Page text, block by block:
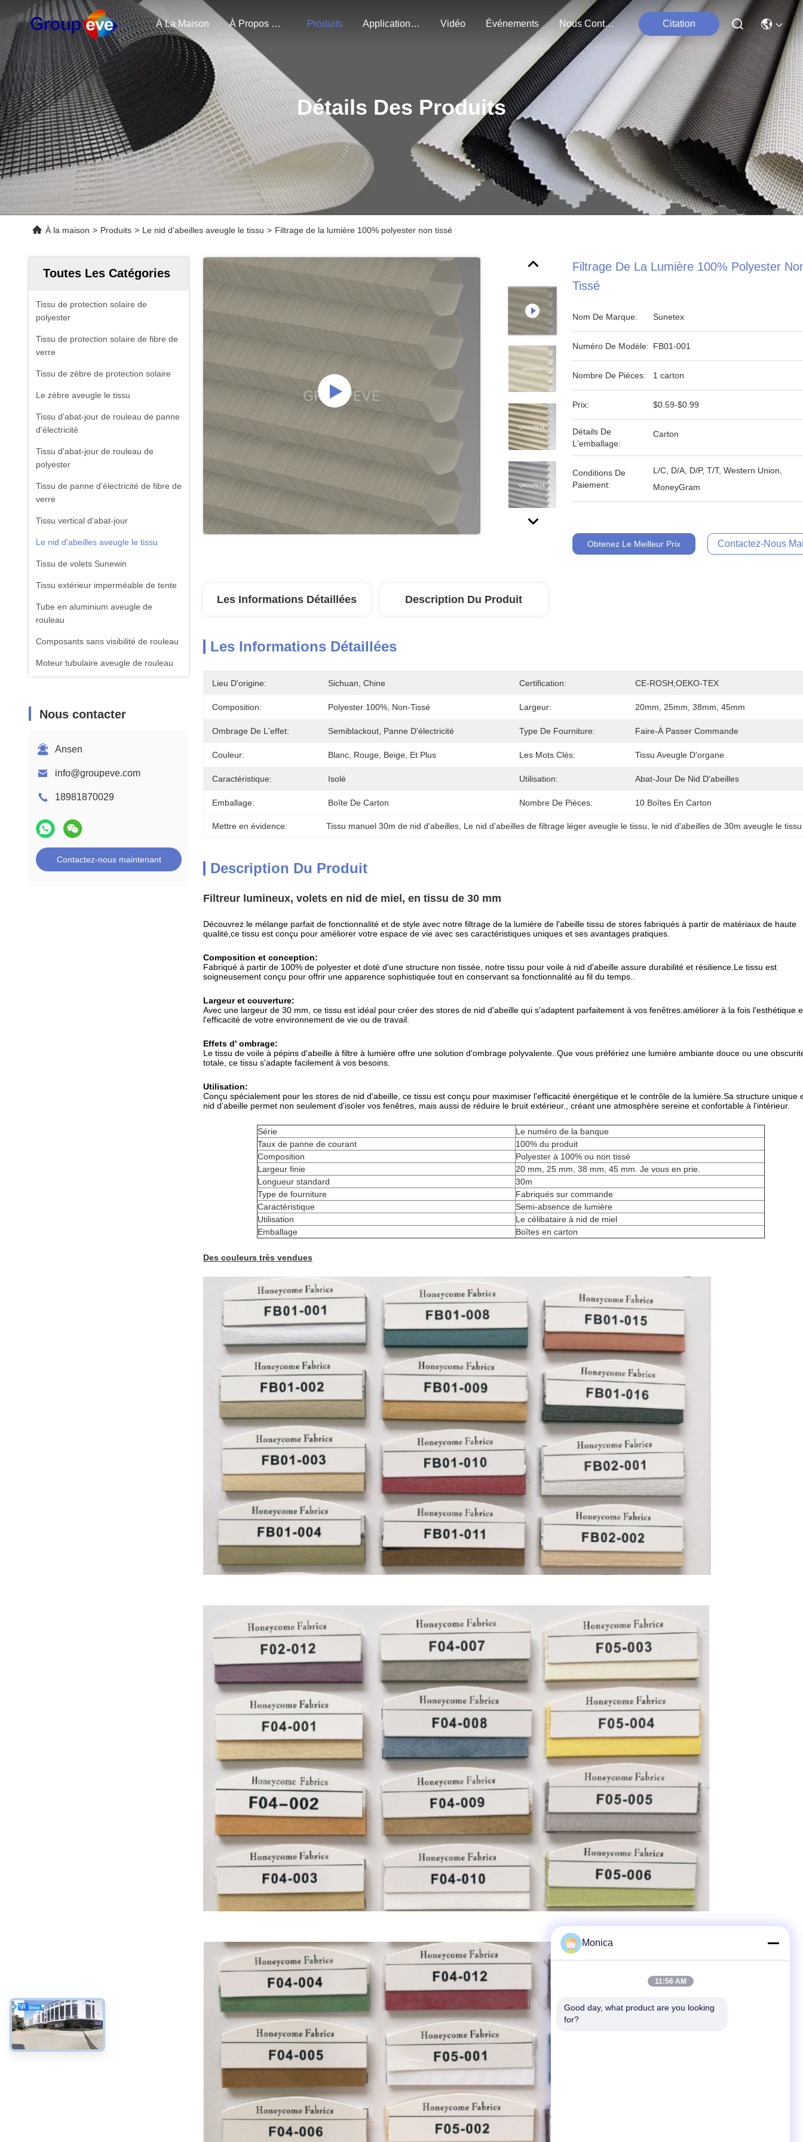
À La Maison À Propos De Nous Produits Application Du Projet Vidéo Événements Nous Contacter Citation
Détails Des Produits
À la maison > Produits > Le nid d'abeilles aveugle le tissu > Filtrage de la lumière 100% polyester non tissé
Toutes Les Catégories
Tissu de protection solaire de
polyester
Tissu de protection solaire de fibre de
verre
Tissu de zèbre de protection solaire
Le zèbre aveugle le tissu
Tissu d'abat-jour de rouleau de panne
d'électricité
Tissu d'abat-jour de rouleau de
polyester
Tissu de panne d'électricité de fibre de
verre
Tissu vertical d'abat-jour
Le nid d'abeilles aveugle le tissu
Tissu de volets Sunewin
Tissu extérieur imperméable de tente
Tube en aluminium aveugle de
rouleau
Composants sans visibilité de rouleau
Moteur tubulaire aveugle de rouleau
Nous contacter
Ansen
info@groupeve.com
18981870029
Contactez-nous maintenant
Filtrage De La Lumière 100% Polyester
Tissé
Nom De Marque: Sunetex
Numéro De Modèle: FB01-001
Nombre De Pièces: 1 carton
Prix: $0.59-$0.99
Détails De
L'emballage:
Carton
Conditions De
Paiement:
L/C, D/A, D/P, T/T, Western Union,
MoneyGram
Obtenez Le Meilleur Prix Contactez-Nous
Les Informations Détaillées Description Du Produit
Les Informations Détaillées
Lieu D'origine: Sichuan, Chine Certification: CE-ROSH;OEKO-TEX
Composition: Polyester 100%, Non-Tissé Largeur: 20mm, 25mm, 38mm, 45mm
Ombrage De L'effet: Semiblackout, Panne D'électricité Type De Fourniture: Faire-À Passer Commande
Couleur: Blanc, Rouge, Beige, Et Plus Les Mots Clés: Tissu Aveugle D'organe
Caractéristique: Isolé Utilisation: Abat-Jour De Nid D'abeilles
Emballage: Boîte De Carton Nombre De Pièces: 10 Boîtes En Carton
Mettre en évidence: Tissu manuel 30m de nid d'abeilles Le nid d'abeilles de filtrage léger aveugle le tissu le nid d'abeilles de 30m aveugle le tissu
Description Du Produit
Filtreur lumineux, volets en nid de miel, en tissu de 30 mm
Découvrez le mélange parfait de fonctionnalité et de style avec notre filtrage de la lumière de l'abeille tissu de stores fabriqués à partir de matériaux de haute
qualité,ce tissu est conçu pour améliorer votre espace de vie avec ses caractéristiques uniques et ses avantages pratiques.
Composition et conception:
Fabriqué à partir de 100% de polyester et doté d'une structure non tissée, notre tissu pour voile à nid d'abeille assure durabilité et résilience.Le tissu est
soigneusement conçu pour offrir une apparence sophistiquée tout en conservant sa fonctionnalité au fil du temps..
Largeur et couverture:
Avec une largeur de 30 mm, ce tissu est idéal pour créer des stores de nid d'abeille qui s'adaptent parfaitement à vos fenêtres.améliorer à la fois l'esthétique
l'efficacité de votre environnement de vie ou de travail.
Effets d' ombrage:
Le tissu de voile à pépins d'abeille à filtre à lumière offre une solution d'ombrage polyvalente..Que vous préfériez une lumière ambiante douce ou une
totale, ce tissu s'adapte facilement à vos besoins.
Utilisation:
Conçu spécialement pour les stores de nid d'abeille, ce tissu est conçu pour maximiser l'efficacité énergétique et le contrôle de la lumière.Sa structure unique
nid d'abeille permet non seulement d'isoler vos fenêtres, mais aussi de réduire le bruit extérieur., créant une atmosphère sereine et confortable à l'intérieur.
Série
Le numéro de la banque
Taux de panne de courant
100% du produit
Composition
Polyester à 100% ou non tissé
Largeur finie
20 mm, 25 mm, 38 mm, 45 mm. Je vous en prie.
Longueur standard
30m
Type de fourniture
Fabriqués sur commande
Caractéristique
Semi-absence de lumière
Utilisation
Le célibataire à nid de miel
Emballage
Boîtes en carton
Des couleurs très vendues
Monica
11:56 AM
Good day, what product are you looking
for?